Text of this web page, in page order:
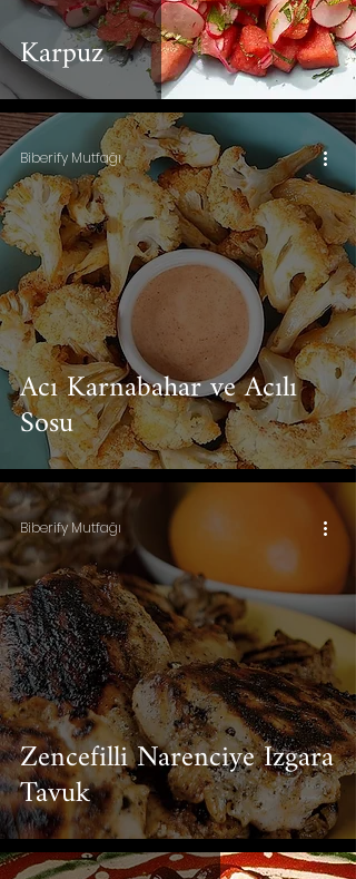
Karpuz
Acı Karnabahar ve Acılı
Sosu
Biberify Mutfağı
Zencefilli Narenciye Izgara
Tavuk
Biberify Mutfağı